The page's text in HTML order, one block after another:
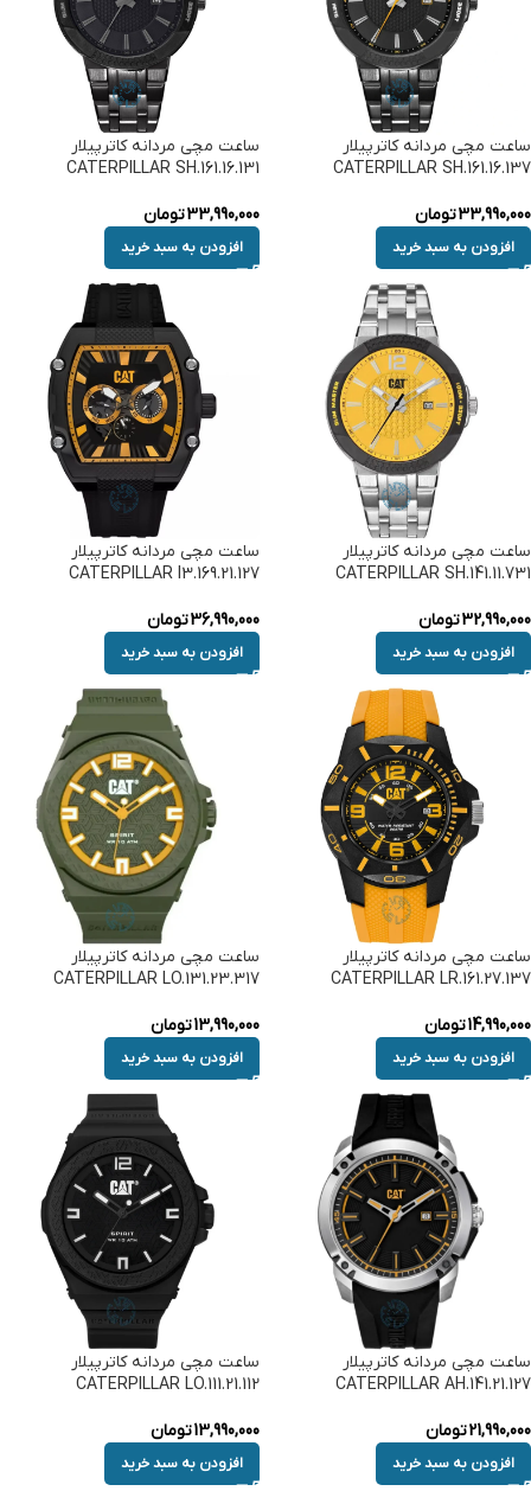
ساعت مچی مردانه کاترپیلار
CATERPILLAR SH.161.16.137
33,990,000تومان
افزودن به سبد خرید
ساعت مچی مردانه کاترپیلار
CATERPILLAR SH.161.16.131
33,990,000تومان
افزودن به سبد خرید
ساعت مچی مردانه کاترپیلار
CATERPILLAR SH.141.11.731
32,990,000تومان
افزودن به سبد خرید
ساعت مچی مردانه کاترپیلار
CATERPILLAR I3.169.21.127
36,990,000تومان
افزودن به سبد خرید
ساعت مچی مردانه کاترپیلار
CATERPILLAR LR.161.27.137
14,990,000تومان
افزودن به سبد خرید
ساعت مچی مردانه کاترپیلار
CATERPILLAR LO.131.23.317
13,990,000تومان
افزودن به سبد خرید
ساعت مچی مردانه کاترپیلار
CATERPILLAR AH.141.21.127
21,990,000تومان
افزودن به سبد خرید
ساعت مچی مردانه کاترپیلار
CATERPILLAR LO.111.21.112
13,990,000تومان
افزودن به سبد خرید